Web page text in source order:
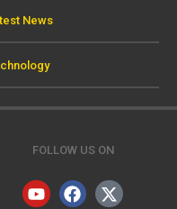
News
FOLLOW US ON